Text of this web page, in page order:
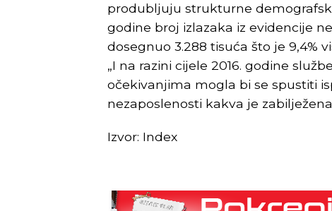
produbljuju strukturne
godine broj izlazaka iz evidencije
dosegnuo 3.288 tisuća što je 9,4%
„I na razini cijele 2016. godine
očekivanjima mogla bi se spustiti
nezaposlenosti kakva je
Izvor: Index